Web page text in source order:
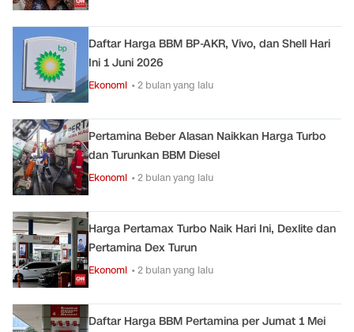
Daftar Harga BBM BP-AKR, Vivo, dan Shell Hari
Ini 1 Juni 2026
Ekonomi • 2 bulan yang lalu
Pertamina Beber Alasan Naikkan Harga Turbo
dan Turunkan BBM Diesel
Ekonomi • 2 bulan yang lalu
Harga Pertamax Turbo Naik Hari Ini, Dexlite dan
Pertamina Dex Turun
Ekonomi • 2 bulan yang lalu
Daftar Harga BBM Pertamina per Jumat 1 Mei